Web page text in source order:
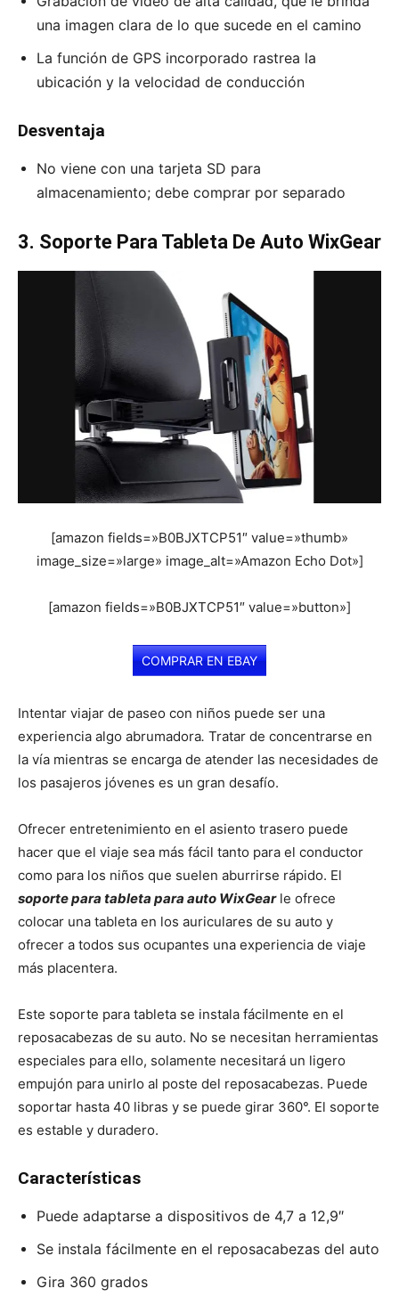
una imagen clara de lo que sucede en el camino
La función de GPS incorporado rastrea la
ubicación y la velocidad de conducción
Desventaja
No viene con una tarjeta SD para
almacenamiento; debe comprar por separado
3. Soporte Para Tableta De Auto WixGear
[amazon fields=»B0BJXTCP51″ value=»thumb»
image_size=»large» image_alt=»Amazon Echo Dot»]
[amazon fields=»B0BJXTCP51″ value=»button»]
COMPRAR EN EBAY
Intentar viajar de paseo con niños puede ser una
experiencia algo abrumadora. Tratar de concentrarse en
la vía mientras se encarga de atender las necesidades de
los pasajeros jóvenes es un gran desafío.
Ofrecer entretenimiento en el asiento trasero puede
hacer que el viaje sea más fácil tanto para el conductor
como para los niños que suelen aburrirse rápido. El
soporte para tableta para auto WixGearle ofrece
colocar una tableta en los auriculares de su auto y
ofrecer a todos sus ocupantes una experiencia de viaje
más placentera.
Este soporte para tableta se instala fácilmente en el
reposacabezas de su auto. No se necesitan herramientas
especiales para ello, solamente necesitará un ligero
empujón para unirlo al poste del reposacabezas. Puede
soportar hasta 40 libras y se puede girar 360°. El soporte
es estable y duradero.
Características
Puede adaptarse a dispositivos de 4,7 a 12,9″
Se instala fácilmente en el reposacabezas del auto
Gira 360 grados